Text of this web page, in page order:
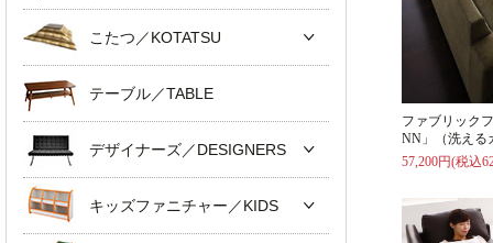
ファブリック
NN」（洗える
57,200円(税込
こたつ／KOTATSU
テーブル／TABLE
デザイナーズ／DESIGNERS
キッズファニチャー／KIDS